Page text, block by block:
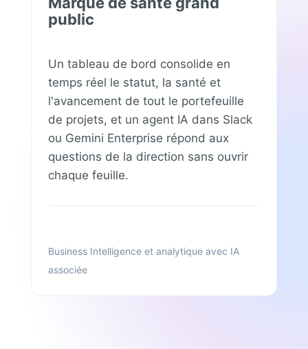
public
Un tableau de bord consolide en
temps réel le statut, la santé et
l'avancement de tout le portefeuille
de projets, et un agent IA dans Slack
ou Gemini Enterprise répond aux
questions de la direction sans ouvrir
chaque feuille.
Business Intelligence et analytique avec IA
associée